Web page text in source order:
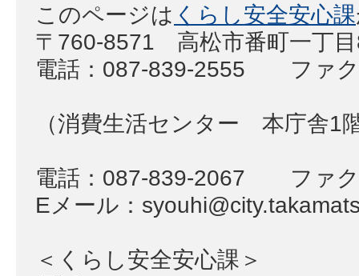
このページは くらし安全安心課
〒760-8571 高松市番町一丁
電話：087-839-2555 ファク
（消費生活センター 本庁舎1
電話：087-839-2067 ファク
Eメール：
＜くらし安全安心課＞